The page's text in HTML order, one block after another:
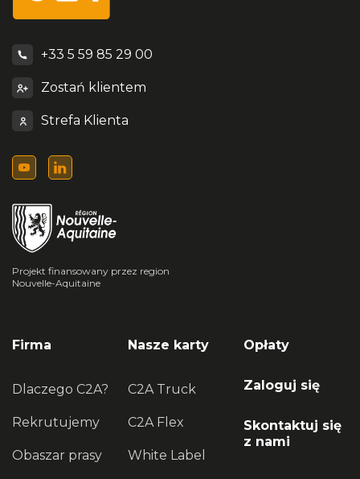
+33 5 59 85 29 00
Zostań klientem
Strefa Klienta
Projekt finansowany przez region
Nouvelle-Aquitaine
Firma
Dlaczego C2A?
Rekrutujemy
Obaszar prasy
Nasze karty
C2A Truck
C2A Flex
White Label
Opłaty
Zaloguj się
Skontaktuj się
z nami